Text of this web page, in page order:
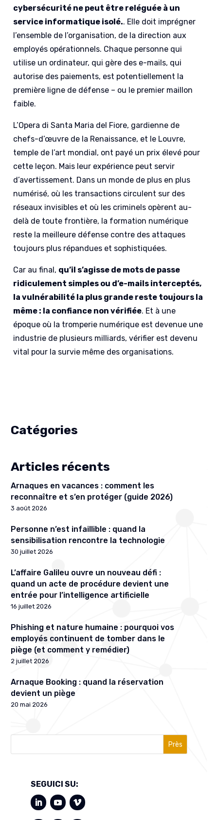
Catégories
Articles récents
Arnaques en vacances : comment les
reconnaître et s’en protéger (guide 2026)
3 août 2026
Personne n’est infaillible : quand la
sensibilisation rencontre la technologie
30 juillet 2026
L’affaire Galileu ouvre un nouveau défi :
quand un acte de procédure devient une
entrée pour l’intelligence artificielle
16 juillet 2026
Phishing et nature humaine : pourquoi vos
employés continuent de tomber dans le
piège (et comment y remédier)
2 juillet 2026
Arnaque Booking : quand la réservation
devient un piège
20 mai 2026
Près
SEGUICI SU:
cybersécurité ne peut être reléguée à un
service informatique isolé.. Elle doit imprégner
l’ensemble de l’organisation, de la direction aux
employés opérationnels. Chaque personne qui
utilise un ordinateur, qui gère des e-mails, qui
autorise des paiements, est potentiellement la
première ligne de défense – ou le premier maillon
faible.
L’Opera di Santa Maria del Fiore, gardienne de
chefs-d’œuvre de la Renaissance, et le Louvre,
temple de l’art mondial, ont payé un prix élevé pour
cette leçon. Mais leur expérience peut servir
d’avertissement. Dans un monde de plus en plus
numérisé, où les transactions circulent sur des
réseaux invisibles et où les criminels opèrent au-
delà de toute frontière, la formation numérique
reste la meilleure défense contre des attaques
toujours plus répandues et sophistiquées.
Car au final, qu’il s’agisse de mots de passe
ridiculement simples ou d’e-mails interceptés,
la vulnérabilité la plus grande reste toujours la
même : la confiance non vérifiée. Et à une
époque où la tromperie numérique est devenue une
industrie de plusieurs milliards, vérifier est devenu
vital pour la survie même des organisations.